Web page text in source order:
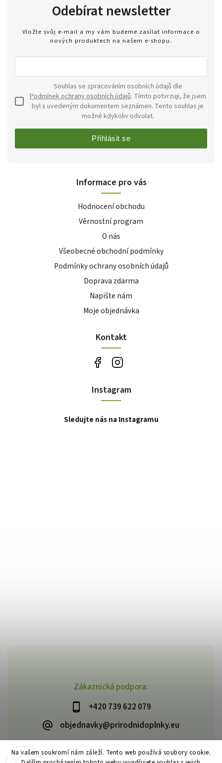
Na vašem soukromí nám záleží. Tento web používá soubory cookie.
Zákaznická podpora:
+420 739 622 079
objednavky@prirodnidoplnky.eu
Odebírat newsletter
Vložte svůj e-mail a my vám budeme zasílat informace o
nových produktech na našem e-shopu.
Podmínek ochrany osobních údajů. Tímto potvrzuji, že jsem
byl s uvedeným dokumentem seznámen. Tento souhlas je
možné kdykoliv odvolat.
Přihlásit se
Informace pro vás
Hodnocení obchodu
Věrnostní program
O nás
Všeobecné obchodní podmínky
Podmínky ochrany osobních údajů
Doprava zdarma
Napište nám
Moje objednávka
Kontakt
Instagram
Sledujte nás na Instagramu